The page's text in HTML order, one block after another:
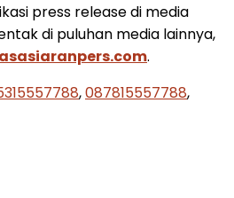
press release di media
di puluhan media lainnya,
.
,087815557788,